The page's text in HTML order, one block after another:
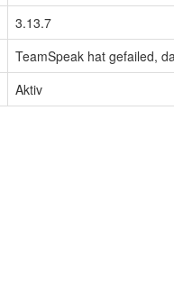
3.13.7
TeamSpeak hat gefailed,
Aktiv